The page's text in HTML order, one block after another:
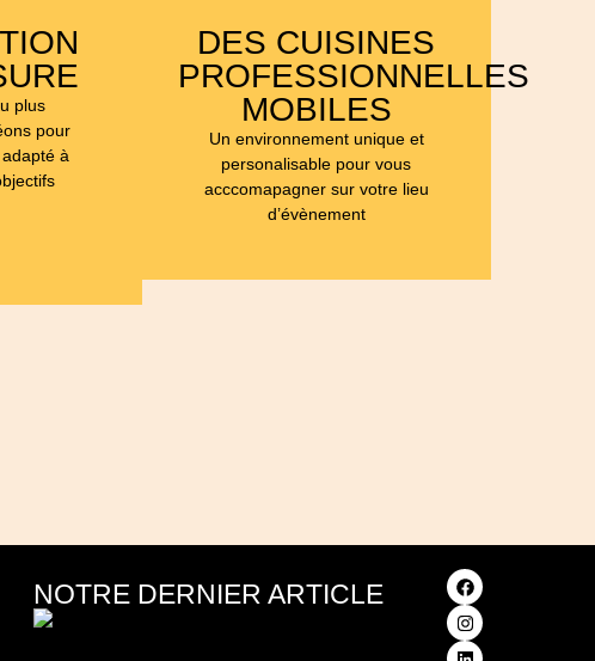
plus
pour
à
DES CUISINES
PROFESSIONNELLES
MOBILES
Un environnement unique et
personalisable pour vous
acccomapagner sur votre lieu
d’évènement
NOTRE DERNIER ARTICLE